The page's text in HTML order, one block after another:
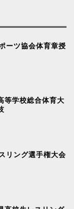
ーツ協会体育章授
等学校総合体育大
リング選手権大会